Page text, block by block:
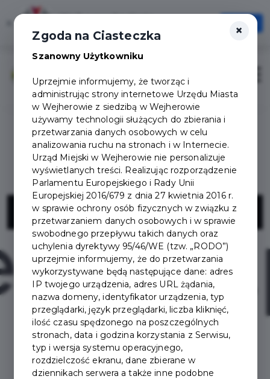
Jedna Karta, Wiele możliwości!
Otwórz
Redskip
×
Zgoda na Ciasteczka
Szanowny Użytkowniku
Uprzejmie informujemy, że tworząc i
administrując strony internetowe Urzędu Miasta
w Wejherowie z siedzibą w Wejherowie
używamy technologii służących do zbierania i
przetwarzania danych osobowych w celu
analizowania ruchu na stronach i w Internecie.
Urząd Miejski w Wejherowie nie personalizuje
wyświetlanych treści. Realizując rozporządzenie
Parlamentu Europejskiego i Rady Unii
Europejskiej 2016/679 z dnia 27 kwietnia 2016 r.
w sprawie ochrony osób fizycznych w związku z
przetwarzaniem danych osobowych i w sprawie
swobodnego przepływu takich danych oraz
uchylenia dyrektywy 95/46/WE (tzw. „RODO”)
uprzejmie informujemy, że do przetwarzania
wykorzystywane będą następujące dane: adres
IP twojego urządzenia, adres URL żądania,
nazwa domeny, identyfikator urządzenia, typ
przeglądarki, język przeglądarki, liczba kliknięć,
ilość czasu spędzonego na poszczególnych
stronach, data i godzina korzystania z Serwisu,
typ i wersja systemu operacyjnego,
rozdzielczość ekranu, dane zbierane w
dziennikach serwera a także inne podobne